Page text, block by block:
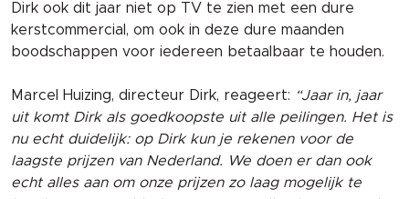
Dirk ook dit jaar niet op TV te zien met een dure
kerstcommercial, om ook in deze dure maanden
boodschappen voor iedereen betaalbaar te houden.
Marcel Huizing, directeur Dirk, reageert: “Jaar in, jaar
uit komt Dirk als goedkoopste uit alle peilingen. Het is
nu echt duidelijk: op Dirk kun je rekenen voor de
laagste prijzen van Nederland. We doen er dan ook
echt alles aan om onze prijzen zo laag mogelijk te